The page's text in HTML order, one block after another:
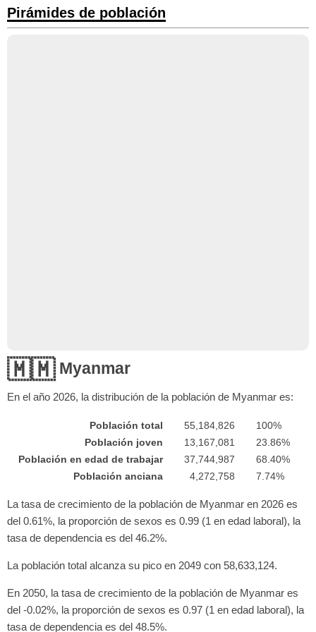
Pirámides de población
🇲🇲Myanmar
En el año 2026, la distribución de la población de Myanmar es:
Población total 55,184,826
100%
Población joven
13,167,081
23.86%
Población en edad de trabajar
37,744,987
68.40%
Población anciana
4,272,758 7.74%
La tasa de crecimiento de la población de Myanmar en 2026 es
del 0.61%, la proporción de sexos es 0.99 (1 en edad laboral), la
tasa de dependencia es del 46.2%.
La población total alcanza su pico en 2049 con 58,633,124.
En 2050, la tasa de crecimiento de la población de Myanmar es
del -0.02%, la proporción de sexos es 0.97 (1 en edad laboral), la
tasa de dependencia es del 48.5%.